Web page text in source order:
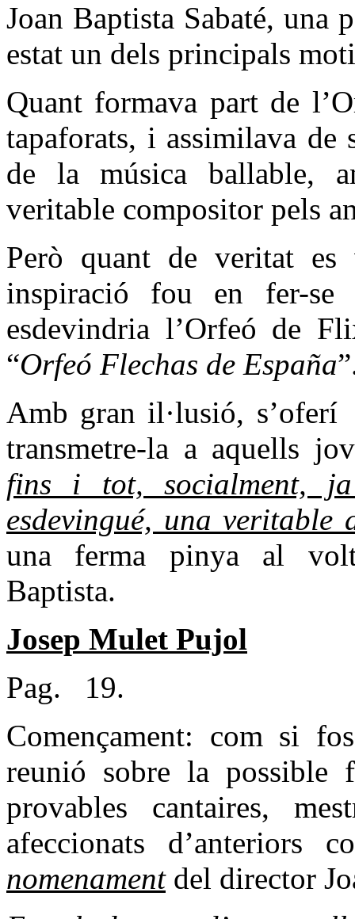
Joan Baptista Sabaté, una
estat un dels principals
Quant formava part de
tapaforats, i assimilava de
de la música ballable,
veritable compositor pels
Però quant de veritat es
inspiració fou en fer-
esdevindria l’Orfeó de
“Orfeó Flechas de España
Amb gran il·lusió, s’oferí
transmetre-la a aquells
fins i tot, socialment,
esdevingué, una veritable
una ferma pinya al
Baptista.
Josep Mulet Pujol
Pag.
19.
Començament: com si
reunió sobre la possible
provables cantaires,
afeccionats d’anteriors
nomenamentdel director